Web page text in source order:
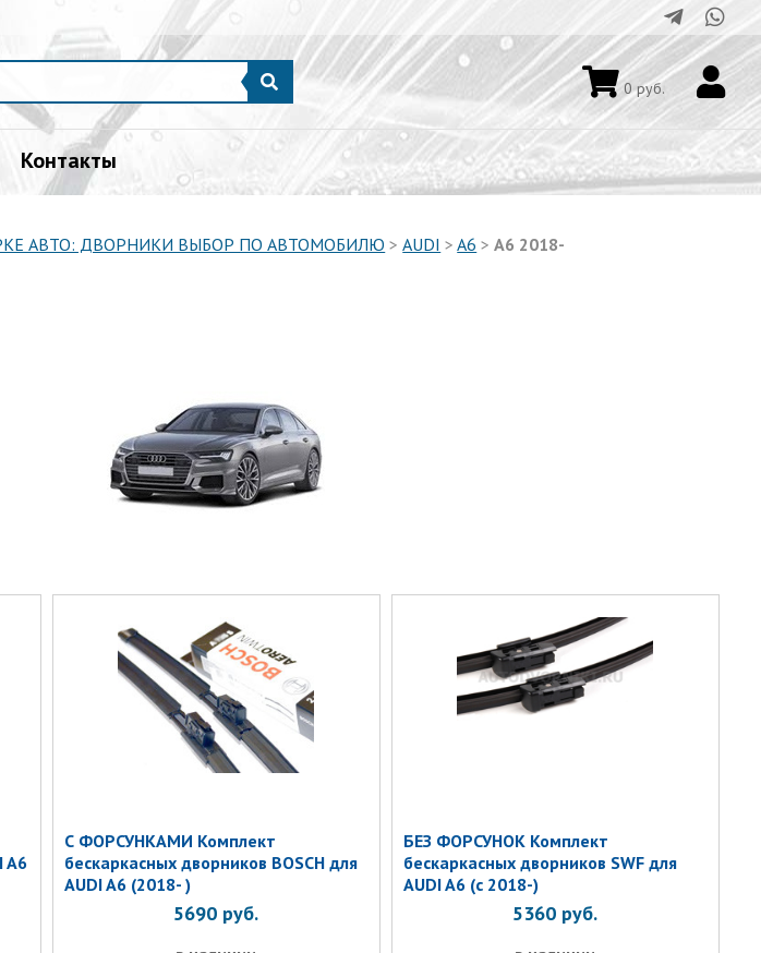
0руб.
Контакты
АВТО: ДВОРНИКИ ВЫБОР ПО АВТОМОБИЛЮ >AUDI >A6 >A6 2018-
A6
С ФОРСУНКАМИ Комплект
бескаркасных дворников BOSCH для
AUDI A6 (2018- )
5690 руб.
БЕЗ ФОРСУНОК Комплект
бескаркасных дворников SWF для
AUDI A6 (с 2018-)
5360 руб.